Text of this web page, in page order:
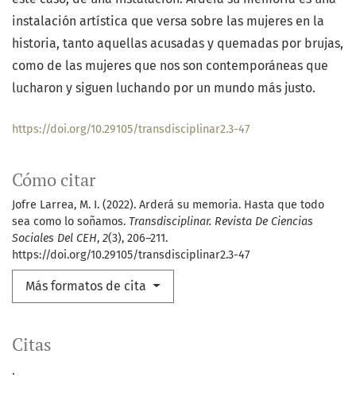
Cómo citar
Jofre Larrea, M. I. (2022). Arderá su memoria. Hasta que todo
sea como lo soñamos. Transdisciplinar. Revista De Ciencias
Sociales Del CEH, 2(3), 206–211.
https://doi.org/10.29105/transdisciplinar2.3-47
Más formatos de cita
instalación artística que versa sobre las mujeres en la
historia, tanto aquellas acusadas y quemadas por brujas,
como de las mujeres que nos son contemporáneas que
lucharon y siguen luchando por un mundo más justo.
https://doi.org/10.29105/transdisciplinar2.3-47
Citas
.